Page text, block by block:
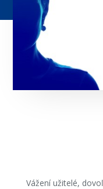
Vážení užitelé,